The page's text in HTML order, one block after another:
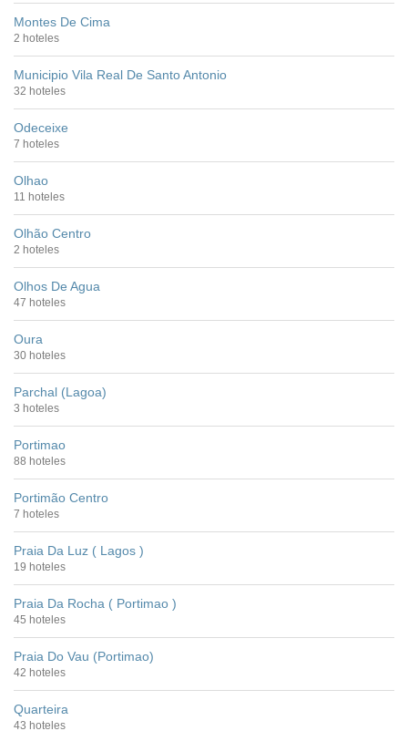
Montes De Cima
2 hoteles
Municipio Vila Real De Santo Antonio
32 hoteles
Odeceixe
7 hoteles
Olhao
11 hoteles
Olhão Centro
2 hoteles
Olhos De Agua
47 hoteles
Oura
30 hoteles
Parchal (Lagoa)
3 hoteles
Portimao
88 hoteles
Portimão Centro
7 hoteles
Praia Da Luz ( Lagos )
19 hoteles
Praia Da Rocha ( Portimao )
45 hoteles
Praia Do Vau (Portimao)
42 hoteles
Quarteira
43 hoteles